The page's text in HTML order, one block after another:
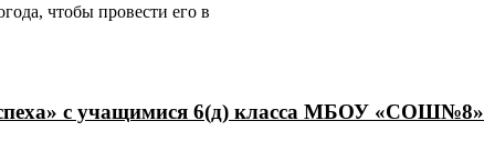
чтобы провести его в
с учащимися 6(д) класса МБОУ «СОШ№8»